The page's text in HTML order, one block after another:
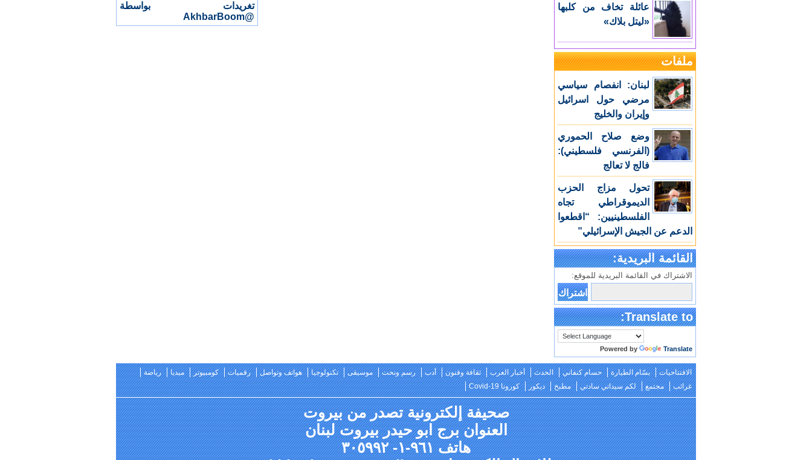
عائلة تخاف من كلبها
«ليتل بلاك»
ملفات
لبنان: انفصام سياسي
مرضي حول اسرائيل
وإيران والخليج
وضع صلاح الحموري
(الفرنسي فلسطيني):
فالج لا تعالج
تحول مزاج الحزب
الديموقراطي تجاه
الفلسطينيين: “اقطعوا
الدعم عن الجيش الإسرائيلي”
القائمة البريدية:
الاشتراك في القائمة البريدية للموقع:
Translate to:
Powered by Translate
تغريدات بواسطة
@AkhbarBoom
الافتتاحيات بسّام الطيارة حسام كنفاني الحدث أخبار العرب ثقافة وفنون أدب رسم ونحت موسيقى تكنولوجيا هواتف وتواصل رقميات كومبيوتر ميديا
رياضة
غرائب
مجتمع لكم سيداتي سادتي مطبخ ديكور كورونا Covid-19
صحيفة إلكترونية تصدر من بيروت
العنوان برج ابو حيدر بيروت لبنان
هاتف ٩٦١-١- ٣٠٥٩٩٢